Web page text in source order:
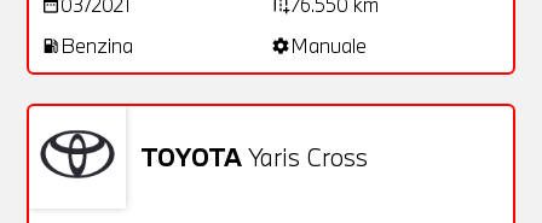
date_range add_road
local_gas_station Benzina settingsManuale
TOYOTAYaris Cross
Usato